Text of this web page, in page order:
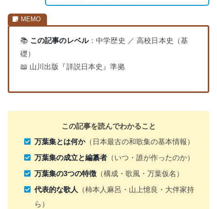
📚 この記事のレベル：中学歴史 ／ 高校日本史（基
礎）
📖 山川出版『詳説日本史』準拠
この記事を読んでわかること
万葉集とは何か（日本最古の和歌集の基本情報）
万葉集の成立と編纂者（いつ・誰が作ったのか）
万葉集の3つの特徴（構成・歌風・万葉仮名）
代表的な歌人 （柿本人麻呂・山上憶良・大伴家持
ら）